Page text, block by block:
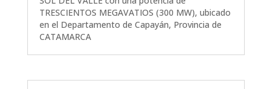
TRESCIENTOS MEGAVATIOS (300 MW), ubicado
en el Departamento de Capayán, Provincia de
CATAMARCA